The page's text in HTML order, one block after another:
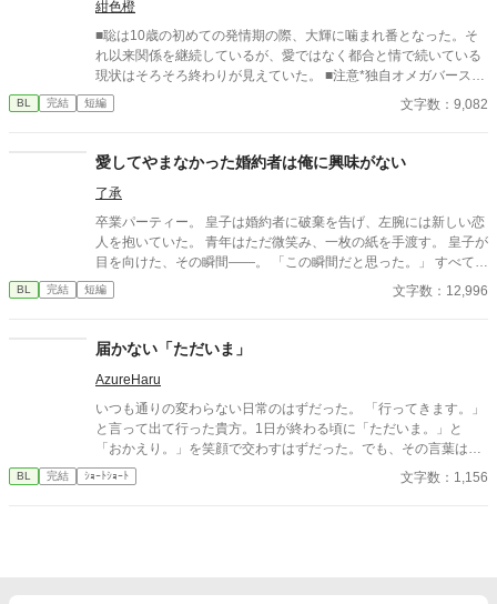
--- いくつかのコメントを拝見し、大変申し訳なく思っておりま
す。 私は現在日本語を勉強しており、この文章はAI作品ではあり
ませんが、 一部に翻訳ソフトを使用しています。 もし読んでくだ
さる中で日本語のおかしな点をご指摘いただけましたら、 本当に
紺色橙
■聡は10歳の初めての発情期の際、大輝に噛まれ番となった。そ
れ以来関係を継続しているが、愛ではなく都合と情で続いている
現状はそろそろ終わりが見えていた。 ■注意*独自オメガバース設
定。■『それは愛か本能か』と同じ世界設定です。関係は一切な
し。
BL 完結 短編 文字数：9,082
愛してやまなかった婚約者は俺に興味がない
了承
卒業パーティー。 皇子は婚約者に破棄を告げ、左腕には新しい恋
人を抱いていた。 青年はただ微笑み、一枚の紙を手渡す。 皇子が
目を向けた、その瞬間——。 「この瞬間だと思った。」 すべてを
愛で終わらせた、沈黙の恋の物語。 IFストーリーあり 誤字あ
れば報告お願いします！
BL 完結 短編 文字数：12,996
届かない「ただいま」
AzureHaru
いつも通りの変わらない日常のはずだった。 「行ってきます。」
と言って出て行った貴方。1日が終わる頃に「ただいま。」と
「おかえり。」を笑顔で交わすはずだった。でも、その言葉はも
う貴方には届かない。 これは「優しさが奪った日常」の物語。
BL 完結 ｼｮｰﾄｼｮｰﾄ 文字数：1,156